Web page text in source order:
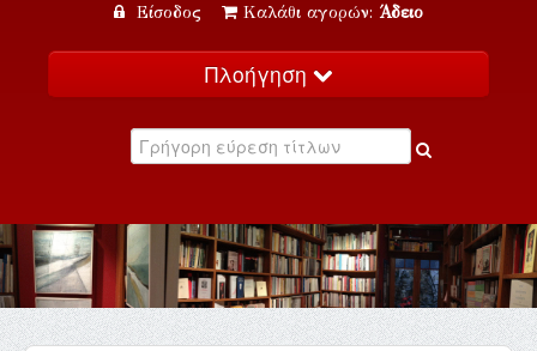
Είσοδος Καλάθι αγορών: Άδειο
Πλοήγηση
Κατάλογος
Εκδηλώσεις
Επικοινωνία